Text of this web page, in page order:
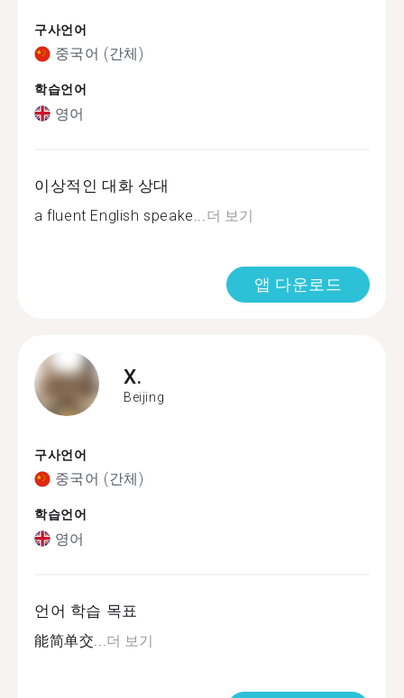
구사언어
중국어 (간체)
학습언어
영어
이상적인 대화 상대
a fluent English speake... 더 보기
앱 다운로드
X.
Beijing
구사언어
중국어 (간체)
학습언어
영어
언어 학습 목표
能简单交... 더 보기